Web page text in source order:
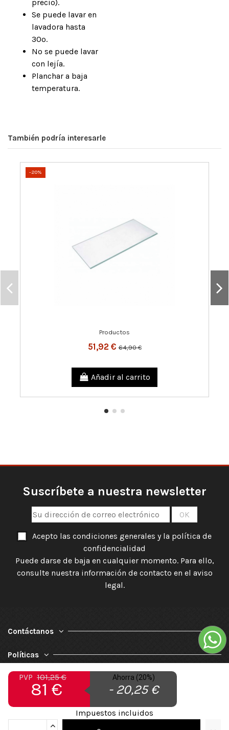
PVP 101,25 €
81 €
Ahorra (20%)
- 20,25 €
Impuestos incluidos
precio).
Se puede lavar en
lavadora hasta
30º.
No se puede lavar
con lejía.
Planchar a baja
temperatura.
También podría interesarle
-20%
Productos
51,92 €64,90 €
Añadir al carrito
Suscríbete a nuestra newsletter
Acepto las condiciones generales y la política de
confidencialidad
Puede darse de baja en cualquier momento. Para ello,
consulte nuestra información de contacto en el aviso
legal.
Contáctanos
Políticas
Nuestra Empresa